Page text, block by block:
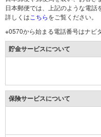
日本郵便では、上記のような電話
詳しくは こちらをご覧ください。
※0570から始まる電話番号はナビ
貯金サービスについて
保険サービスについて